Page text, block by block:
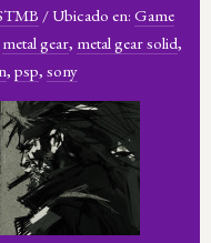
/ Ubicado en: Game
metal gear, metal gear solid,
, psp, sony